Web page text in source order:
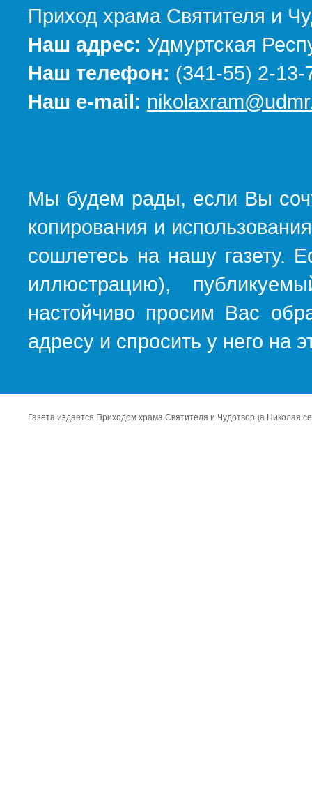
Приход храма Святителя и
Наш адрес: Удмуртская
Наш телефон: (341-55) 2-13-
Наш e-mail:
Мы будем рады, если Вы
копирования и
сошлетесь на нашу газету.
иллюстрацию),
настойчиво просим Вас
адресу и спросить у него на
Газета издается Приходом храма Святителя и Чудотворца Николая